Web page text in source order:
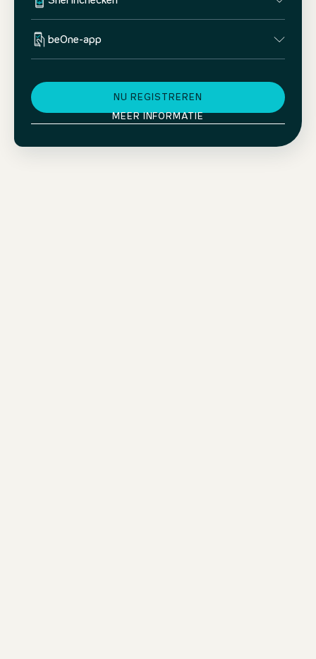
beOne-app
NU REGISTREREN
MEER INFORMATIE